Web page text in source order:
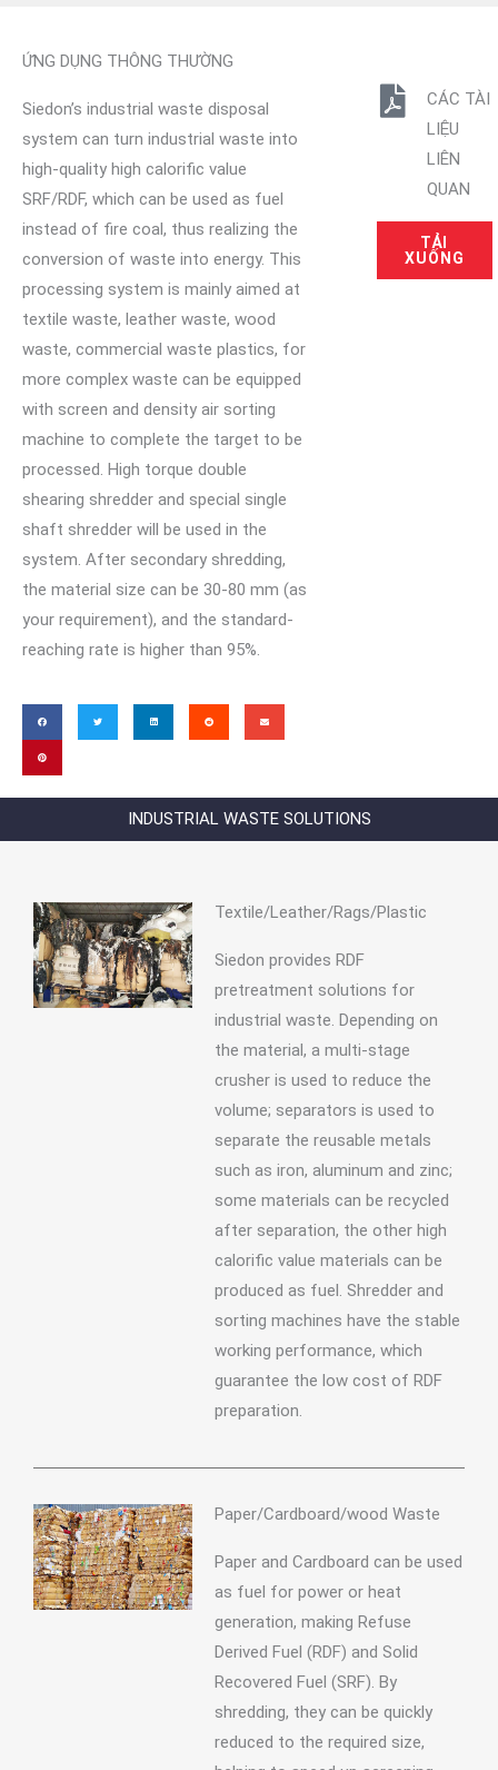
ỨNG DỤNG THÔNG THƯỜNG
Siedon’s industrial waste disposal
system can turn industrial waste into
high-quality high calorific value
SRF/RDF, which can be used as fuel
instead of fire coal, thus realizing the
conversion of waste into energy. This
processing system is mainly aimed at
textile waste, leather waste, wood
waste, commercial waste plastics, for
more complex waste can be equipped
with screen and density air sorting
machine to complete the target to be
processed. High torque double
shearing shredder and special single
shaft shredder will be used in the
system. After secondary shredding,
the material size can be 30-80 mm (as
your requirement), and the standard-
reaching rate is higher than 95%.
CÁC TÀI
LIỆU
LIÊN
QUAN
TẢI
XUỐNG
INDUSTRIAL WASTE SOLUTIONS
Textile/Leather/Rags/Plastic
Siedon provides RDF
pretreatment solutions for
industrial waste. Depending on
the material, a multi-stage
crusher is used to reduce the
volume; separators is used to
separate the reusable metals
such as iron, aluminum and zinc;
some materials can be recycled
after separation, the other high
calorific value materials can be
produced as fuel. Shredder and
sorting machines have the stable
working performance, which
guarantee the low cost of RDF
preparation.
Paper/Cardboard/wood Waste
Paper and Cardboard can be used
as fuel for power or heat
generation, making Refuse
Derived Fuel (RDF) and Solid
Recovered Fuel (SRF). By
shredding, they can be quickly
reduced to the required size,